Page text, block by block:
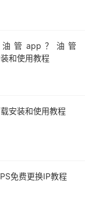
管app？油管
和使用教程
安装和使用教程
免费更换IP教程